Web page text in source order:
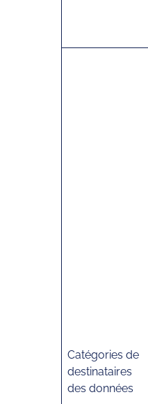
Catégories de
destinataires
des données